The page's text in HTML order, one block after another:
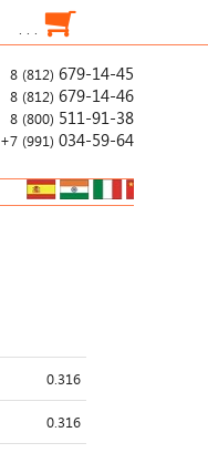
. . .
8 (812) 679-14-45
8 (812) 679-14-46
8 (800) 511-91-38
+7 (991) 034-59-64
0.316
0.316